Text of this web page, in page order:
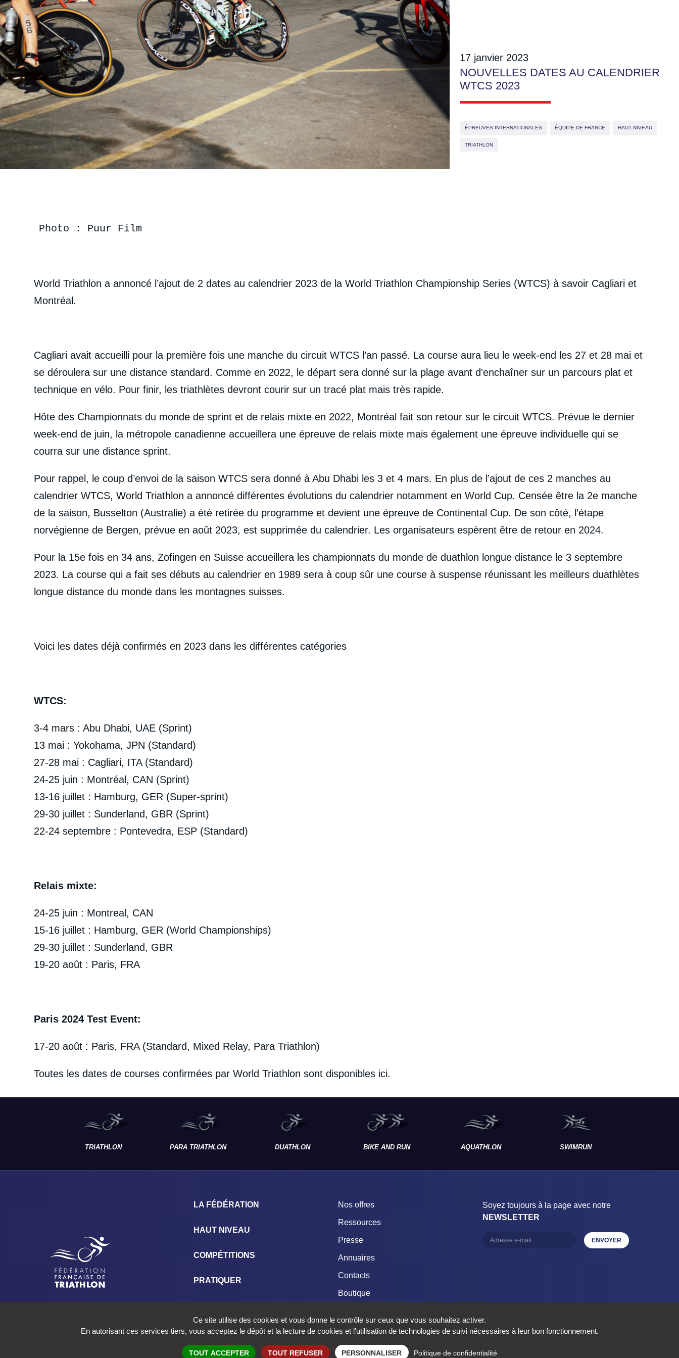
17 janvier 2023
NOUVELLES DATES AU CALENDRIER
WTCS 2023
ÉPREUVES INTERNATIONALES ÉQUIPE DE FRANCE HAUT NIVEAU
TRIATHLON
Photo : Puur Film
World Triathlon a annoncé l’ajout de 2 dates au calendrier 2023 de la World Triathlon Championship Series (WTCS) à savoir Cagliari et
Montréal.
Cagliari avait accueilli pour la première fois une manche du circuit WTCS l’an passé. La course aura lieu le week-end les 27 et 28 mai et
se déroulera sur une distance standard. Comme en 2022, le départ sera donné sur la plage avant d'enchaîner sur un parcours plat et
technique en vélo. Pour finir, les triathlètes devront courir sur un tracé plat mais très rapide.
Hôte des Championnats du monde de sprint et de relais mixte en 2022, Montréal fait son retour sur le circuit WTCS. Prévue le dernier
week-end de juin, la métropole canadienne accueillera une épreuve de relais mixte mais également une épreuve individuelle qui se
courra sur une distance sprint.
Pour rappel, le coup d’envoi de la saison WTCS sera donné à Abu Dhabi les 3 et 4 mars. En plus de l’ajout de ces 2 manches au
calendrier WTCS, World Triathlon a annoncé différentes évolutions du calendrier notamment en World Cup. Censée être la 2e manche
de la saison, Busselton (Australie) a été retirée du programme et devient une épreuve de Continental Cup. De son côté, l’étape
norvégienne de Bergen, prévue en août 2023, est supprimée du calendrier. Les organisateurs espèrent être de retour en 2024.
Pour la 15e fois en 34 ans, Zofingen en Suisse accueillera les championnats du monde de duathlon longue distance le 3 septembre
2023. La course qui a fait ses débuts au calendrier en 1989 sera à coup sûr une course à suspense réunissant les meilleurs duathlètes
longue distance du monde dans les montagnes suisses.
Voici les dates déjà confirmés en 2023 dans les différentes catégories
WTCS:
3-4 mars : Abu Dhabi, UAE (Sprint)
13 mai : Yokohama, JPN (Standard)
27-28 mai : Cagliari, ITA (Standard)
24-25 juin : Montréal, CAN (Sprint)
13-16 juillet : Hamburg, GER (Super-sprint)
29-30 juillet : Sunderland, GBR (Sprint)
22-24 septembre : Pontevedra, ESP (Standard)
Relais mixte:
24-25 juin : Montreal, CAN
15-16 juillet : Hamburg, GER (World Championships)
29-30 juillet : Sunderland, GBR
19-20 août : Paris, FRA
Paris 2024 Test Event:
17-20 août : Paris, FRA (Standard, Mixed Relay, Para Triathlon)
Toutes les dates de courses confirmées par World Triathlon sont disponibles ici.
TRIATHLON PARA TRIATHLON DUATHLON BIKE AND RUN AQUATHLON SWIMRUN
LA FÉDÉRATION
HAUT NIVEAU
COMPÉTITIONS
PRATIQUER
Nos offres
Ressources
Presse
Annuaires
Contacts
Boutique
Soyez toujours à la page avec notre
NEWSLETTER
© 2018 – 2026 FÉDÉRATION FRANÇAISE DE TRIATHLON Mentions légales Crédits Données personnelles Réalisation aYaline
Ce site utilise des cookies et vous donne le contrôle sur ceux que vous souhaitez activer.
En autorisant ces services tiers, vous acceptez le dépôt et la lecture de cookies et l'utilisation de technologies de suivi nécessaires à leur bon fonctionnement.
Politique de confidentialité